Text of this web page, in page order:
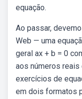
equação.
Ao passar,
Web — uma
geral ax + b = 0
aos números reais
exercícios de
em dois formatos